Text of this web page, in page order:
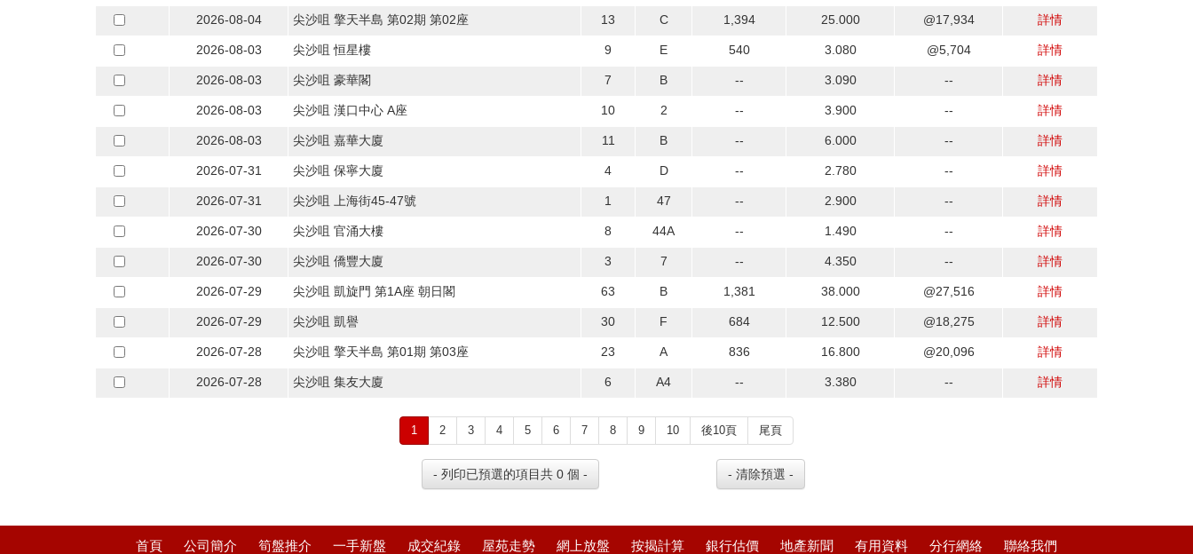
2026-08-04 尖沙咀 擎天半島 第02期 第02座 13 C 1,394 25.000 @17,934 詳情
2026-08-03 尖沙咀 恒星樓 9 E 540 3.080 @5,704 詳情
2026-08-03 尖沙咀 豪華閣 7 B -- 3.090 -- 詳情
2026-08-03 尖沙咀 漢口中心 A座 10 2 -- 3.900 -- 詳情
2026-08-03 尖沙咀 嘉華大廈 11 B -- 6.000 -- 詳情
2026-07-31 尖沙咀 保寧大廈 4 D -- 2.780 -- 詳情
2026-07-31 尖沙咀 上海街45-47號 1 47 -- 2.900 -- 詳情
2026-07-30 尖沙咀 官涌大樓 8 44A -- 1.490 -- 詳情
2026-07-30 尖沙咀 僑豐大廈 3 7 -- 4.350 -- 詳情
2026-07-29 尖沙咀 凱旋門 第1A座 朝日閣 63 B 1,381 38.000 @27,516 詳情
2026-07-29 尖沙咀 凱譽 30 F 684 12.500 @18,275 詳情
2026-07-28 尖沙咀 擎天半島 第01期 第03座 23 A 836 16.800 @20,096 詳情
2026-07-28 尖沙咀 集友大廈 6 A4 -- 3.380 -- 詳情
1 2 3 4 5 6 7 8 9 10 後10頁 尾頁
首頁 公司簡介 筍盤推介 一手新盤 成交紀錄 屋苑走勢 網上放盤 按揭計算 銀行估價 地產新聞 有用資料 分行網絡 聯絡我們